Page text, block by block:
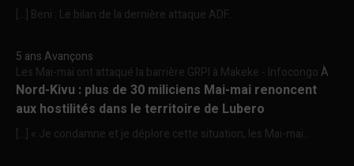
[…] Beni : Le bilan de la dernière attaque ADF...
5 ans Avançons
Les Mai-mai ont attaqué la barrière GRPI à Makeke - InfocongoÀ
Nord-Kivu : plus de 30 miliciens Mai-mai renoncent
aux hostilités dans le territoire de Lubero
[…] « Je condamne et je déplore cette situation, les Mai-mai...